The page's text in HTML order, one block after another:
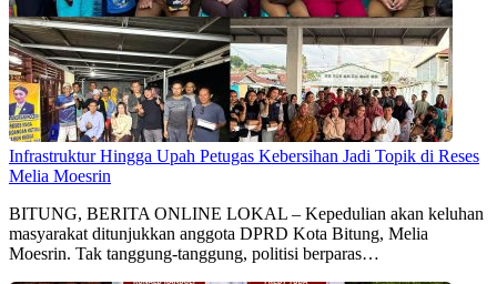
Infrastruktur Hingga Upah Petugas Kebersihan Jadi Topik di Reses
Melia Moesrin
BITUNG, BERITA ONLINE LOKAL – Kepedulian akan keluhan
masyarakat ditunjukkan anggota DPRD Kota Bitung, Melia
Moesrin. Tak tanggung-tanggung, politisi berparas…